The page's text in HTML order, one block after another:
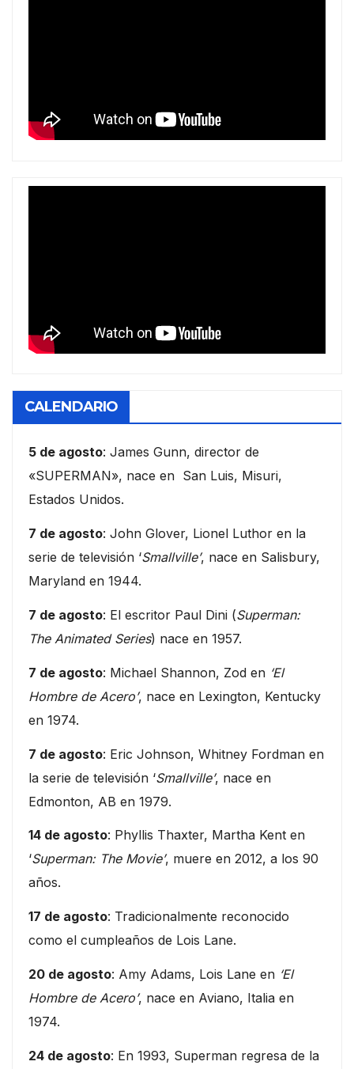
CALENDARIO
5 de agosto: James Gunn, director de
«SUPERMAN», nace en San Luis, Misuri,
Estados Unidos.
7 de agosto: John Glover, Lionel Luthor en la
serie de televisión ‘Smallville’, nace en Salisbury,
Maryland en 1944.
7 de agosto: El escritor Paul Dini (Superman:
The Animated Series) nace en 1957.
7 de agosto: Michael Shannon, Zod en ‘El
Hombre de Acero’, nace en Lexington, Kentucky
en 1974.
7 de agosto: Eric Johnson, Whitney Fordman en
la serie de televisión ‘Smallville’, nace en
Edmonton, AB en 1979.
14 de agosto: Phyllis Thaxter, Martha Kent en
‘Superman: The Movie’, muere en 2012, a los 90
años.
17 de agosto: Tradicionalmente reconocido
como el cumpleaños de Lois Lane.
20 de agosto: Amy Adams, Lois Lane en ‘El
Hombre de Acero’, nace en Aviano, Italia en
1974.
24 de agosto: En 1993, Superman regresa de la